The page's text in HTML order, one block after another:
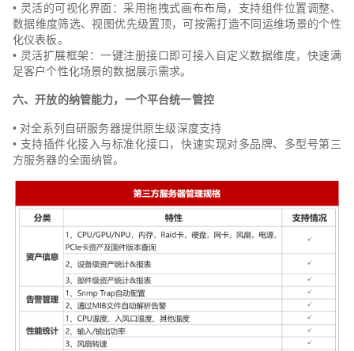
• 灵活的可视化界面：采用拖拽式画布布局，支持组件位置调整、
数据维度筛选、视图优先级置顶，可按需打造不同运维场景的个性
化仪表板。
• 灵活扩展框架：一键注册接口即可接入自定义数据维度，快速满
足客户个性化场景的数据展示需求。
六、开放的纳管能力，一个平台统一管控
• 对全系列自研服务器提供原生级深度支持
• 支持插件化接入与标准化接口，快速实现对多品牌、多型号第三
方服务器的全面纳管。